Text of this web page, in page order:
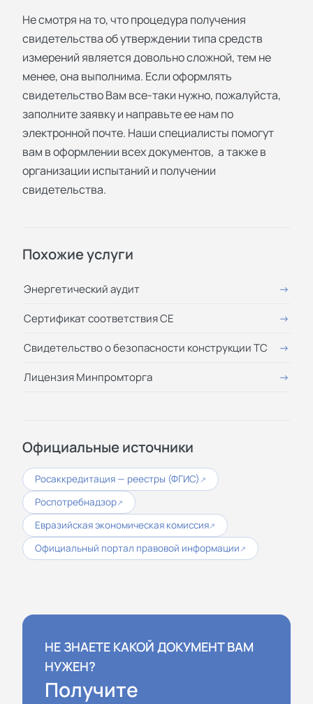
Не смотря на то, что процедура получения
свидетельства об утверждении типа средств
измерений является довольно сложной, тем не
менее, она выполнима. Если оформлять
свидетельство Вам все-таки нужно, пожалуйста,
заполните заявку и направьте ее нам по
электронной почте. Наши специалисты помогут
вам в оформлении всех документов, а также в
организации испытаний и получении
свидетельства.
Похожие услуги
Энергетический аудит
Сертификат соответствия СЕ
Свидетельство о безопасности конструкции ТС
Лицензия Минпромторга
Официальные источники
Росаккредитация — реестры (ФГИС) ↗
Роспотребнадзор↗
Евразийская экономическая комиссия↗
Официальный портал правовой информации ↗
НЕ ЗНАЕТЕ КАКОЙ ДОКУМЕНТ ВАМ
НУЖЕН?
Получите